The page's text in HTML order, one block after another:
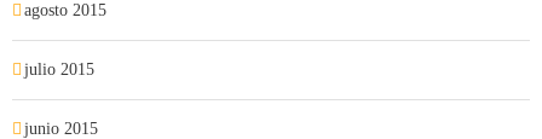
agosto 2015
julio 2015
junio 2015